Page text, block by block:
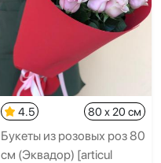
4.5 80 x 20 см
Букеты из розовых роз 80
см (Эквадор) [articul